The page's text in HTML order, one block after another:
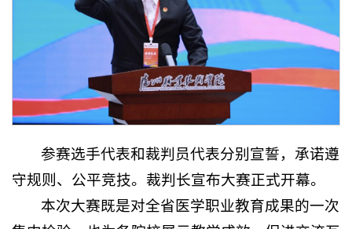
参赛选手代表和裁判员代表分别宣誓，承诺遵
守规则、公平竞技。裁判长宣布大赛正式开幕。
本次大赛既是对全省医学职业教育成果的一次